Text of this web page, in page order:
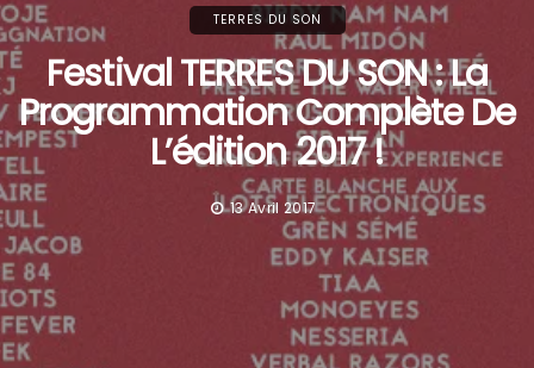
TERRES DU SON
Festival TERRES DU SON : La
Programmation Complète De
L’édition 2017 !
13 Avril 2017